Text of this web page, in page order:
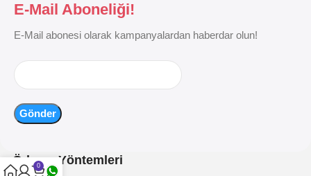
E-Mail Aboneliği!
E-Mail abonesi olarak kampanyalardan haberdar olun!
Ödeme Yöntemleri
0